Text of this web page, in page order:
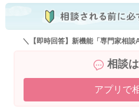
すので、よかったらご覧にな
よろしくお願いします。
https://baby-calendar.jp/
＼【即時回答】新機能「専門家相
相談
アプリで